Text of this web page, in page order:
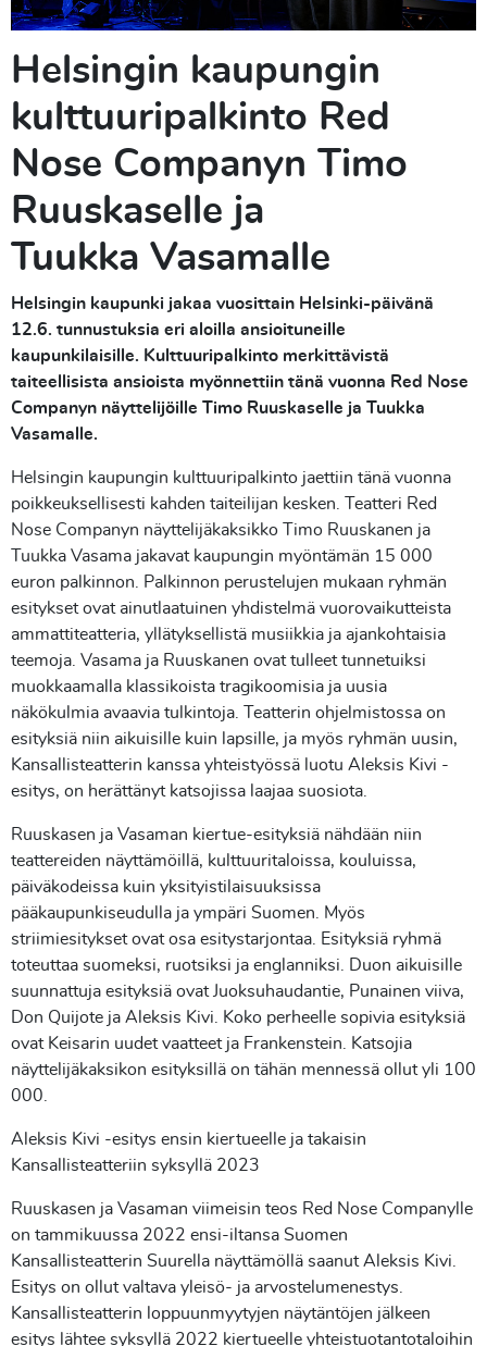
Helsingin kaupungin
kulttuuripalkinto Red
Nose Companyn Timo
Ruuskaselle ja
Tuukka Vasamalle
Helsingin kaupunki jakaa vuosittain Helsinki-päivänä
12.6. tunnustuksia eri aloilla ansioituneille
kaupunkilaisille. Kulttuuripalkinto merkittävistä
taiteellisista ansioista myönnettiin tänä vuonna Red Nose
Companyn näyttelijöille Timo Ruuskaselle ja Tuukka
Vasamalle.
Helsingin kaupungin kulttuuripalkinto jaettiin tänä vuonna
poikkeuksellisesti kahden taiteilijan kesken. Teatteri Red
Nose Companyn näyttelijäkaksikko Timo Ruuskanen ja
Tuukka Vasama jakavat kaupungin myöntämän 15 000
euron palkinnon. Palkinnon perustelujen mukaan ryhmän
esitykset ovat ainutlaatuinen yhdistelmä vuorovaikutteista
ammattiteatteria, yllätyksellistä musiikkia ja ajankohtaisia
teemoja. Vasama ja Ruuskanen ovat tulleet tunnetuiksi
muokkaamalla klassikoista tragikoomisia ja uusia
näkökulmia avaavia tulkintoja. Teatterin ohjelmistossa on
esityksiä niin aikuisille kuin lapsille, ja myös ryhmän uusin,
Kansallisteatterin kanssa yhteistyössä luotu Aleksis Kivi -
esitys, on herättänyt katsojissa laajaa suosiota.
Ruuskasen ja Vasaman kiertue-esityksiä nähdään niin
teattereiden näyttämöillä, kulttuuritaloissa, kouluissa,
päiväkodeissa kuin yksityistilaisuuksissa
pääkaupunkiseudulla ja ympäri Suomen. Myös
striimiesitykset ovat osa esitystarjontaa. Esityksiä ryhmä
toteuttaa suomeksi, ruotsiksi ja englanniksi. Duon aikuisille
suunnattuja esityksiä ovat Juoksuhaudantie, Punainen viiva,
Don Quijote ja Aleksis Kivi. Koko perheelle sopivia esityksiä
ovat Keisarin uudet vaatteet ja Frankenstein. Katsojia
näyttelijäkaksikon esityksillä on tähän mennessä ollut yli 100
000.
Aleksis Kivi -esitys ensin kiertueelle ja takaisin
Kansallisteatteriin syksyllä 2023
Ruuskasen ja Vasaman viimeisin teos Red Nose Companylle
on tammikuussa 2022 ensi-iltansa Suomen
Kansallisteatterin Suurella näyttämöllä saanut Aleksis Kivi.
Esitys on ollut valtava yleisö- ja arvostelumenestys.
Kansallisteatterin loppuunmyytyjen näytäntöjen jälkeen
esitys lähtee syksyllä 2022 kiertueelle yhteistuotantotaloihin